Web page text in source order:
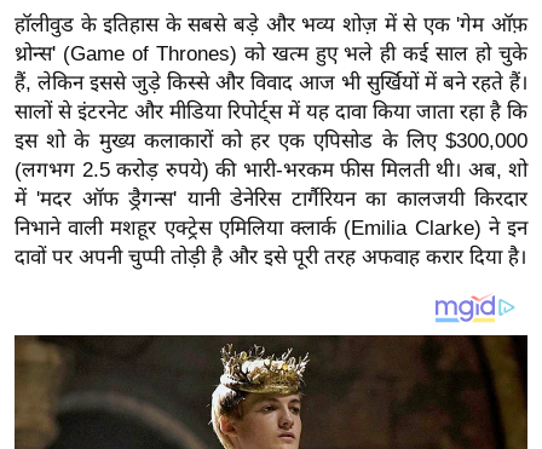
वि
शे
ष
ज्ञ
रा
य
ज
ट
ल
हॉलीवुड के इतिहास के सबसे बड़े और भव्य शोज़ में से एक 'गेम ऑफ़
थ्रोन्स' (Game of Thrones) को खत्म हुए भले ही कई साल हो चुके
हैं, लेकिन इससे जुड़े किस्से और विवाद आज भी सुर्खियों में बने रहते हैं।
सालों से इंटरनेट और मीडिया रिपोर्ट्स में यह दावा किया जाता रहा है कि
इस शो के मुख्य कलाकारों को हर एक एपिसोड के लिए $300,000
(लगभग 2.5 करोड़ रुपये) की भारी-भरकम फीस मिलती थी। अब, शो
में 'मदर ऑफ ड्रैगन्स' यानी डेनेरिस टार्गैरियन का कालजयी किरदार
निभाने वाली मशहूर एक्ट्रेस एमिलिया क्लार्क (Emilia Clarke) ने इन
दावों पर अपनी चुप्पी तोड़ी है और इसे पूरी तरह अफवाह करार दिया है।